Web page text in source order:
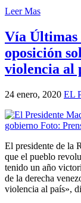
Leer Mas
Vía
oposición
violencia al
24 enero, 2020 EL
El presidente de la
que el pueblo
tenido un año
de la derecha
violencia al país»,